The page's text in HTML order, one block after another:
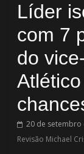
Líder
com 7
do
20 de setembro
Revisão Michael